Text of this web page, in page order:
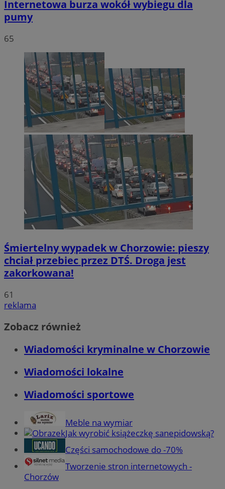
Internetowa burza wokół wybiegu dla
pumy
65
Śmiertelny wypadek w Chorzowie: pieszy
chciał przebiec przez DTŚ. Droga jest
zakorkowana!
61
reklama
Zobacz również
Wiadomości kryminalne w Chorzowie
Wiadomości lokalne
Wiadomości sportowe
Meble na wymiar
Jak wyrobić książeczkę sanepidowską?
Części samochodowe do -70%
Tworzenie stron internetowych -
Chorzów